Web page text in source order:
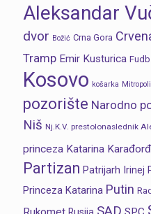
Aleksandar
dvor Božić Crna Gora
Tramp Emir Kusturica
Kosovo košarka
pozorište Narodno
Niš Nj.K.V. prestolonaslednik
princeza Katarina
Partizan Patrijarh Irinej
Princeza Katarina Putin